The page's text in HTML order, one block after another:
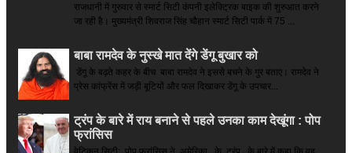
राजधानी में गुरुवार से स्मार्ट सिटी कंपनी इलेक्ट्रिक बाइक की शुरुआत करने
जा रही है। मुख्यमंत्री शिवराज सिंह चौहान स्मार्ट सिटी पार्क में 75 ...
बाबा रामदेव के नुस्खे मात देंगे डेंगू बुखार को
डेंगू के बढ़ते कहर के बीच बाबा रामदेव ने इससे बचने के गुर बताए। रामदेव ने
प्रेस कांफ्रेंस में जड़ी बूटियों और फल दिखाकर डेंगू के उपचार...
ट्रंप के बारे में राय बनाने से पहले उनका काम देखूंगा : पोप
फ्रांसिस